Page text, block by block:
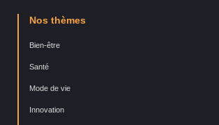
Nos thèmes
Bien-être
Santé
Mode de vie
Innovation